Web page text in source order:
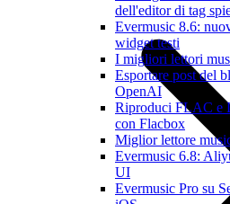
dell'editor di tag
Evermusic 8.6:
widget testi
I migliori lettori
Esportare post del
OpenAI
Riproduci FLAC e
con Flacbox
Miglior lettore
Evermusic 6.8:
UI
Evermusic Pro su